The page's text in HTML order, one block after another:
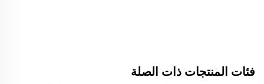
فئات المنتجات ذات الصلة